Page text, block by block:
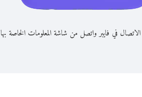
في فايبر واتصل من شاشة المعلومات الخاصة بها